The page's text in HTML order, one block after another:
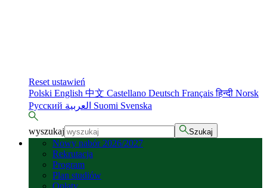
Reset ustawień
Polski English 中文 Castellano Deutsch Françaisहिन्दी Norsk
Русский
Suomi Svenska
wyszukaj Szukaj
Nowy nabór 2026/2027
Rekrutacja
Program
Plan studiów
Opłaty